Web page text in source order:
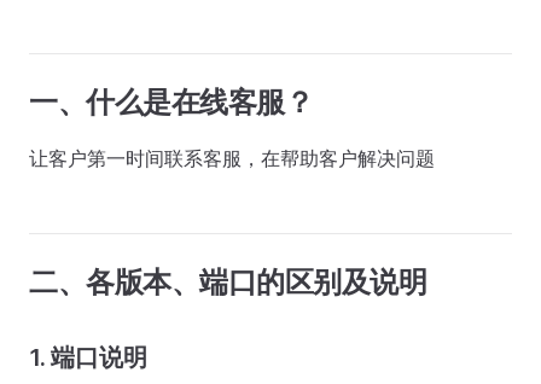
一、什么是在线客服？
让客户第一时间联系客服，在帮助客户解决问题
二、各版本、端口的区别及说明
1. 端口说明